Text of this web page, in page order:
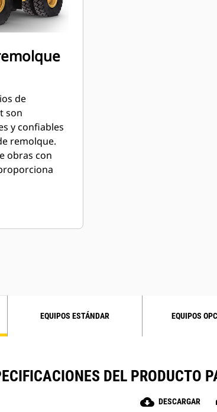
de
son
y confiables
remolque.
obras con
de descarga
con
Cat con el
mejor soluciónEQUIPOS ESTÁNDAR EQUIPOS
DEL PRODUCTO
cloud_download DESCARGAR